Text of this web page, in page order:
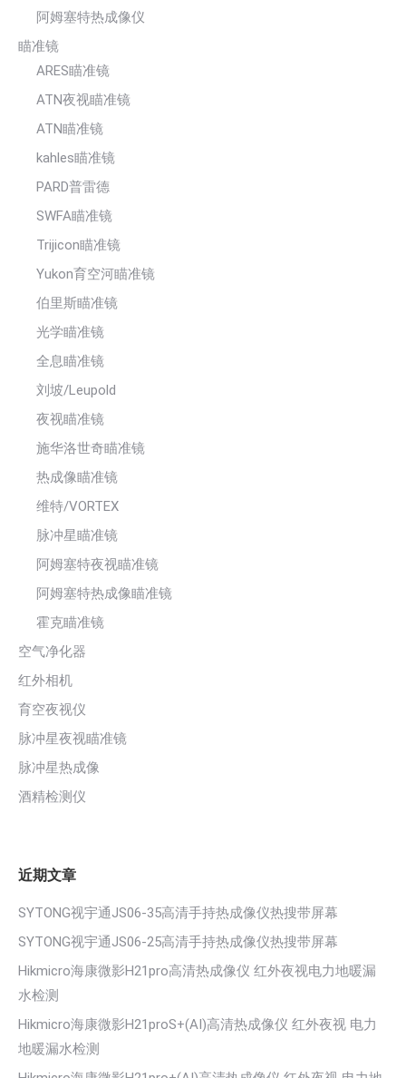
阿姆塞特热成像仪
瞄准镜
ARES瞄准镜
ATN夜视瞄准镜
ATN瞄准镜
kahles瞄准镜
PARD普雷德
SWFA瞄准镜
Trijicon瞄准镜
Yukon育空河瞄准镜
伯里斯瞄准镜
光学瞄准镜
全息瞄准镜
刘坡/Leupold
夜视瞄准镜
施华洛世奇瞄准镜
热成像瞄准镜
维特/VORTEX
脉冲星瞄准镜
阿姆塞特夜视瞄准镜
阿姆塞特热成像瞄准镜
霍克瞄准镜
空气净化器
红外相机
育空夜视仪
脉冲星夜视瞄准镜
脉冲星热成像
酒精检测仪
近期文章
SYTONG视宇通JS06-35高清手持热成像仪热搜带屏幕
SYTONG视宇通JS06-25高清手持热成像仪热搜带屏幕
Hikmicro海康微影H21pro高清热成像仪 红外夜视电力地暖漏
水检测
Hikmicro海康微影H21proS+(AI)高清热成像仪 红外夜视 电力
地暖漏水检测